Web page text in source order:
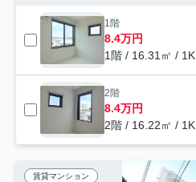
1階
8.4万円
1階 / 16.31㎡ / 1K
2階
8.4万円
2階 / 16.22㎡ / 1K
賃貸マンション